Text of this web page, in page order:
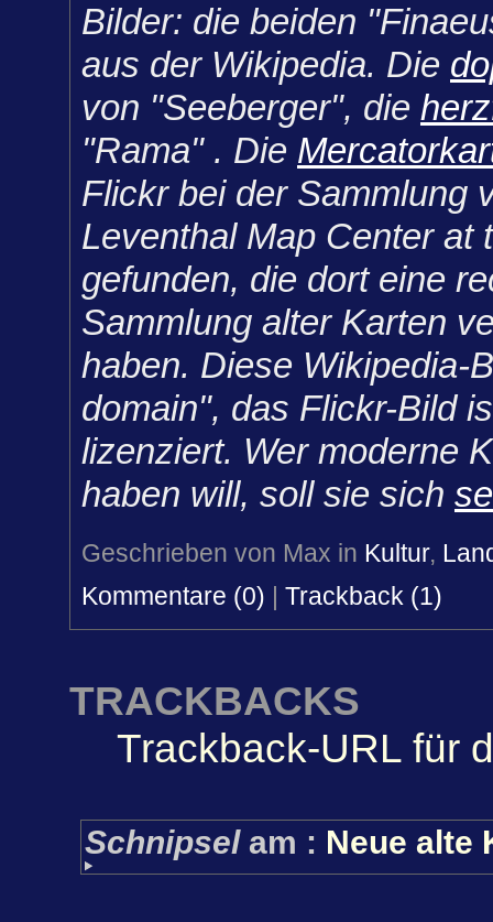
Bilder: die beiden
aus der Wikipedia. Die
von "Seeberger", die
"Rama" . Die
Flickr bei der Sammlung
Leventhal Map Center at
gefunden, die dort eine
Sammlung alter Karten
haben. Diese Wikipedia-
domain", das Flickr-Bild
lizenziert. Wer moderne
haben will, soll sie sich
Geschrieben von Max in Kultur,
Kommentare (0) | Trackback (1)
TRACKBACKS
Trackback-URL für
Schnipselam : Neue alte